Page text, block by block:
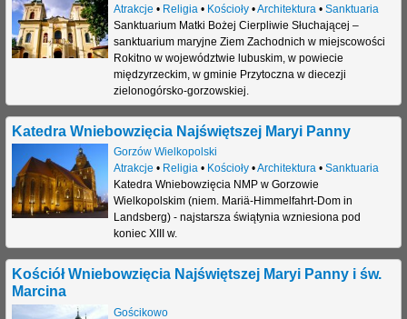
Atrakcje • Religia • Kościoły•Architektura • Sanktuaria
Sanktuarium Matki Bożej Cierpliwie Słuchającej –
sanktuarium maryjne Ziem Zachodnich w miejscowości
Rokitno w województwie lubuskim, w powiecie
międzyrzeckim, w gminie Przytoczna w diecezji
zielonogórsko-gorzowskiej.
Katedra Wniebowzięcia Najświętszej Maryi Panny
Gorzów Wielkopolski
Atrakcje • Religia• Kościoły•Architektura• Sanktuaria
Katedra Wniebowzięcia NMP w Gorzowie
Wielkopolskim (niem. Mariä-Himmelfahrt-Dom in
Landsberg) - najstarsza świątynia wzniesiona pod
koniec XIII w.
Kościół Wniebowzięcia Najświętszej Maryi Panny i św.
Marcina
Gościkowo